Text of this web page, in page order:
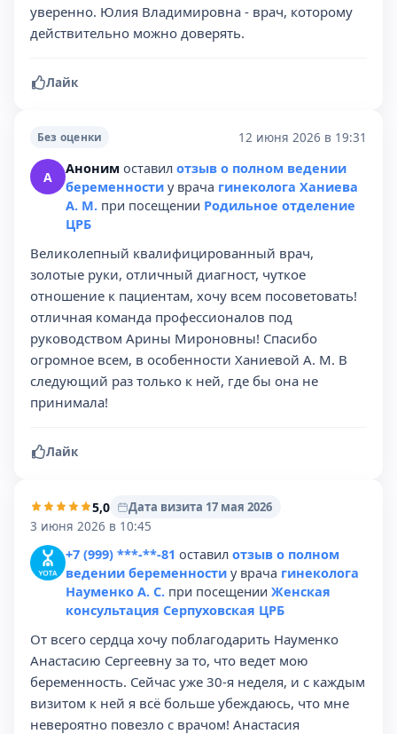
уверенно. Юлия Владимировна - врач, которому
действительно можно доверять.
Лайк
Без оценки 12 июня 2026 в 19:31
А Аноним оставил отзыв о полном ведении
беременности у врача гинеколога Ханиева
А. М. при посещении Родильное отделение
ЦРБ
Великолепный квалифицированный врач,
золотые руки, отличный диагност, чуткое
отношение к пациентам, хочу всем посоветовать!
отличная команда профессионалов под
руководством Арины Мироновны! Спасибо
огромное всем, в особенности Ханиевой А. М. В
следующий раз только к ней, где бы она не
принимала!
Лайк
5,0
Дата визита 17 мая 2026
3 июня 2026 в 10:45
+7 (999) ***-**-81 оставил отзыв о полном
ведении беременности у врача гинеколога
Науменко А. С. при посещении Женская
консультация Серпуховская ЦРБ
От всего сердца хочу поблагодарить Науменко
Анастасию Сергеевну за то, что ведет мою
беременность. Сейчас уже 30‑я неделя, и с каждым
визитом к ней я всё больше убеждаюсь, что мне
невероятно повезло с врачом! Анастасия